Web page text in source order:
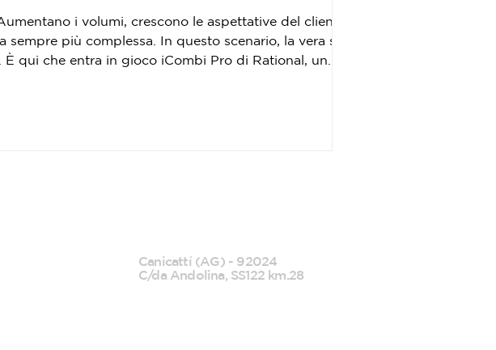
i volumi, crescono le aspettative del cliente
più complessa. In questo scenario, la vera sfida
Canicattì (AG) - 92024
C/da Andolina, SS122 km.28